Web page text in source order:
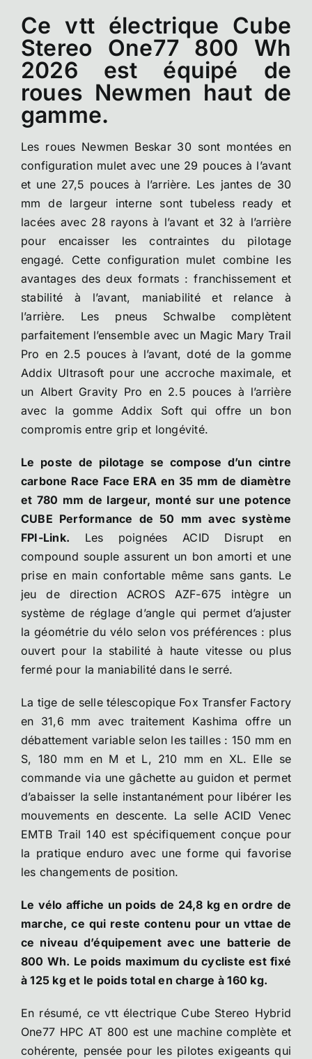
Ce vtt électrique Cube
Stereo One77 800 Wh
2026 est équipé de
roues Newmen haut de
gamme.
Les roues Newmen Beskar 30 sont montées en
configuration mulet avec une 29 pouces à l’avant
et une 27,5 pouces à l’arrière. Les jantes de 30
mm de largeur interne sont tubeless ready et
lacées avec 28 rayons à l’avant et 32 à l’arrière
pour encaisser les contraintes du pilotage
engagé. Cette configuration mulet combine les
avantages des deux formats : franchissement et
stabilité à l’avant, maniabilité et relance à
l’arrière. Les pneus Schwalbe complètent
parfaitement l’ensemble avec un Magic Mary Trail
Pro en 2.5 pouces à l’avant, doté de la gomme
Addix Ultrasoft pour une accroche maximale, et
un Albert Gravity Pro en 2.5 pouces à l’arrière
avec la gomme Addix Soft qui offre un bon
compromis entre grip et longévité.
Le poste de pilotage se compose d’un cintre
carbone Race Face ERA en 35 mm de diamètre
et 780 mm de largeur, monté sur une potence
CUBE Performance de 50 mm avec système
FPI-Link. Les poignées ACID Disrupt en
compound souple assurent un bon amorti et une
prise en main confortable même sans gants. Le
jeu de direction ACROS AZF-675 intègre un
système de réglage d’angle qui permet d’ajuster
la géométrie du vélo selon vos préférences : plus
ouvert pour la stabilité à haute vitesse ou plus
fermé pour la maniabilité dans le serré.
La tige de selle télescopique Fox Transfer Factory
en 31,6 mm avec traitement Kashima offre un
débattement variable selon les tailles : 150 mm en
S, 180 mm en M et L, 210 mm en XL. Elle se
commande via une gâchette au guidon et permet
d’abaisser la selle instantanément pour libérer les
mouvements en descente. La selle ACID Venec
EMTB Trail 140 est spécifiquement conçue pour
la pratique enduro avec une forme qui favorise
les changements de position.
Le vélo affiche un poids de 24,8 kg en ordre de
marche, ce qui reste contenu pour un vttae de
ce niveau d’équipement avec une batterie de
800 Wh. Le poids maximum du cycliste est fixé
à 125 kg et le poids total en charge à 160 kg.
En résumé, ce vtt électrique Cube Stereo Hybrid
One77 HPC AT 800 est une machine complète et
cohérente, pensée pour les pilotes exigeants qui